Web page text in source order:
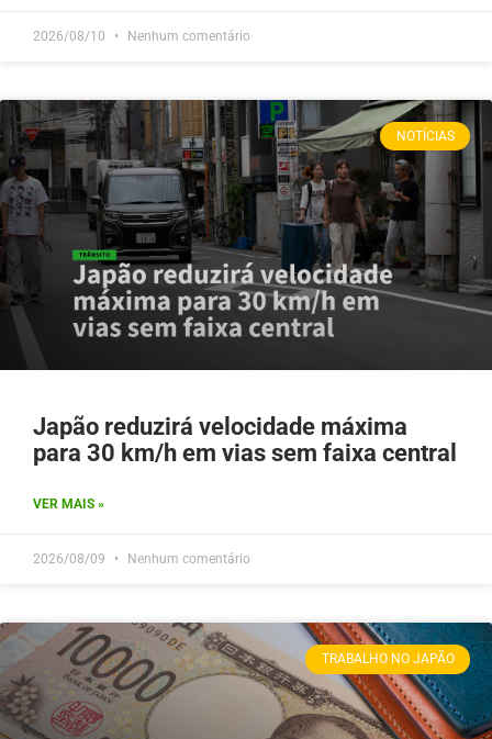
2026/08/10 Nenhum comentário
NOTÍCIAS
Japão reduzirá velocidade máxima
para 30 km/h em vias sem faixa central
VER MAIS »
2026/08/09 Nenhum comentário
TRABALHO NO JAPÃO